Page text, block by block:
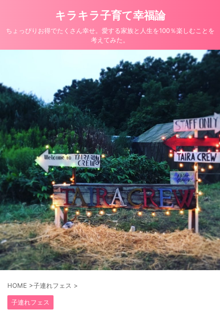
キラキラ子育て幸福論
ちょっぴりお得でたくさん幸せ。愛する家族と人生を100％楽しむことを
考えてみた。
HOME >子連れフェス >
子連れフェス